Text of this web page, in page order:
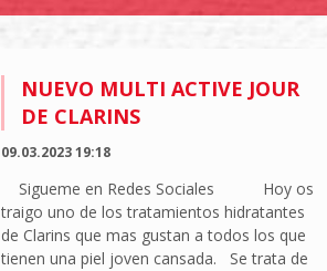
NUEVO MULTI ACTIVE JOUR
DE CLARINS
09.03.2023 19:18
Sigueme en Redes Sociales Hoy os
traigo uno de los tratamientos hidratantes
de Clarins que mas gustan a todos los que
tienen una piel joven cansada. Se trata de